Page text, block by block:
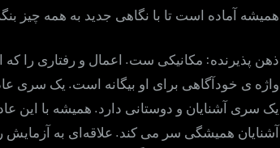
همیشه آماده است تا با نگاهی جدید به همه چیز
ذهن پذیرنده: مکانیکی ست. اعمال و رفتاری را
واژه ی خودآگاهی برای او بیگانه است. یک سری
یک سری آشنایان و دوستانی دارد. همیشه با این
آشنایان همیشگی سر می کند. علاقه‌ای به آزمایش